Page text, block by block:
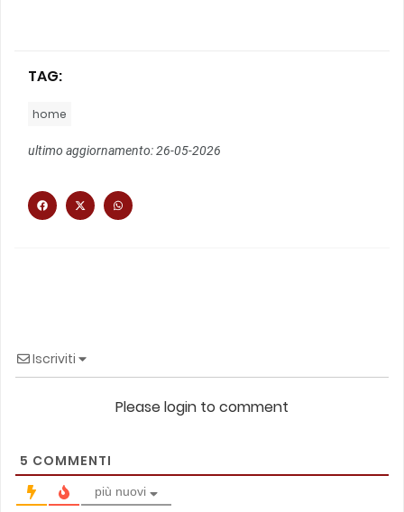
TAG:
home
ultimo aggiornamento: 26-05-2026
Iscriviti
Please login to comment
5 COMMENTI
più nuovi